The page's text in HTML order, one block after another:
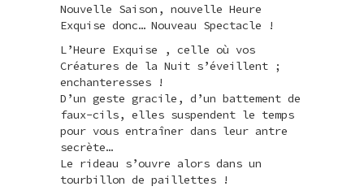
Nouvelle Saison, nouvelle Heure
Exquise donc… Nouveau Spectacle !
L’Heure Exquise , celle où vos
Créatures de la Nuit s’éveillent ;
enchanteresses !
D’un geste gracile, d’un battement de
faux-cils, elles suspendent le temps
pour vous entraîner dans leur antre
secrète…
Le rideau s’ouvre alors dans un
tourbillon de paillettes !